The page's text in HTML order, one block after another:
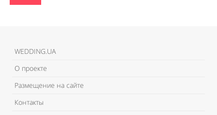
WEDDING.UA
О проекте
Размещение на сайте
Контакты